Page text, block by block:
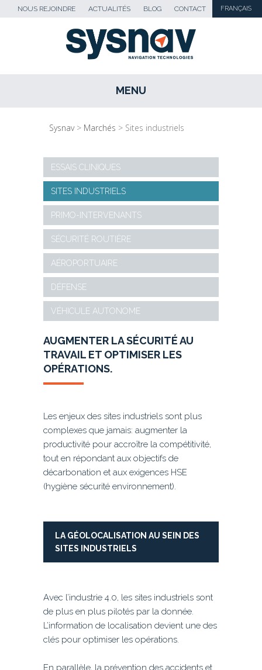
FRANÇAIS
CONTACT
BLOG
ACTUALITÉS
NOUS REJOINDRE
MENU
SKIP TO CONTENT
Sysnav> Marchés > Sites industriels
ESSAIS CLINIQUES
SITES INDUSTRIELS
PRIMO-INTERVENANTS
SÉCURITÉ ROUTIÈRE
AÉROPORTUAIRE
DÉFENSE
VÉHICULE AUTONOME
AUGMENTER LA SÉCURITÉ AU
TRAVAIL ET OPTIMISER LES
OPÉRATIONS.
Les enjeux des sites industriels sont plus
complexes que jamais: augmenter la
productivité pour accroître la compétitivité,
tout en répondant aux objectifs de
décarbonation et aux exigences HSE
(hygiène sécurité environnement).
LA G ÉOLOCALISATION AU SEIN DES
SITES INDUSTRIELS
Avec l’industrie 4.0, les sites industriels sont
de plus en plus pilotés par la donnée.
L’information de localisation devient une des
clés pour optimiser les opérations.
En parallèle, la prévention des accidents et